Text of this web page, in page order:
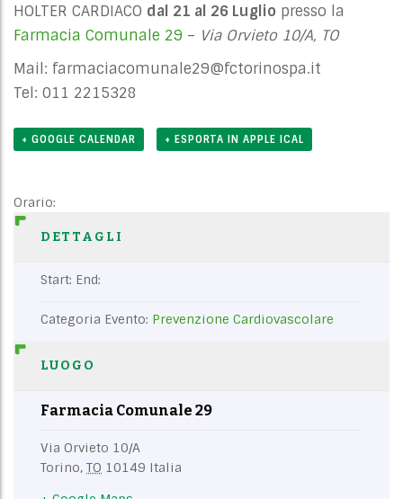
HOLTER CARDIACO dal 21 al 26 Luglio presso la
Farmacia Comunale 29 – Via Orvieto 10/A, TO
Mail: farmaciacomunale29@fctorinospa.it
Tel: 011 2215328
+ GOOGLE CALENDAR + ESPORTA IN APPLE ICAL
Orario:
DETTAGLI
Start: End:
Categoria Evento: Prevenzione Cardiovascolare
LUOGO
Farmacia Comunale 29
Via Orvieto 10/A
Torino, TO 10149 Italia